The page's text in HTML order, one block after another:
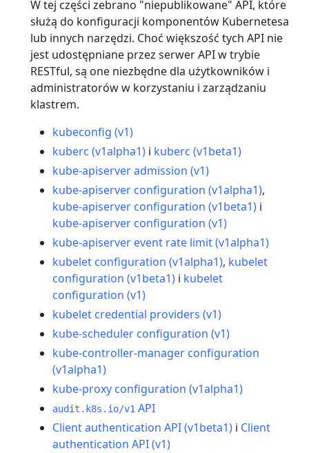
W tej części zebrano "niepublikowane" API, które
służą do konfiguracji komponentów Kubernetesa
lub innych narzędzi. Choć większość tych API nie
jest udostępniane przez serwer API w trybie
RESTful, są one niezbędne dla użytkowników i
administratorów w korzystaniu i zarządzaniu
klastrem.
kubeconfig (v1)
kuberc (v1alpha1) i kuberc (v1beta1)
kube-apiserver admission (v1)
kube-apiserver configuration (v1alpha1),
kube-apiserver configuration (v1beta1) i
kube-apiserver configuration (v1)
kube-apiserver event rate limit (v1alpha1)
kubelet configuration (v1alpha1), kubelet
configuration (v1beta1) i kubelet
configuration (v1)
kubelet credential providers (v1)
kube-scheduler configuration (v1)
kube-controller-manager configuration
(v1alpha1)
kube-proxy configuration (v1alpha1)
audit.k8s.io/v1 API
Client authentication API (v1beta1) i Client
authentication API (v1)